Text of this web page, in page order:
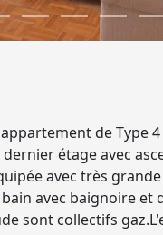
appartement de
étage avec
avec très
avec baignoire et
sont collectifs